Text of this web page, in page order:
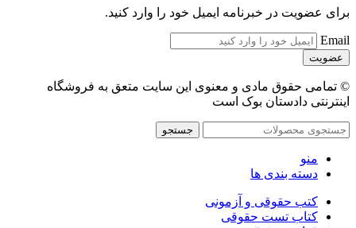
برای عضویت در خبرنامه ایمیل خود را وارد کنید.
Email
© تمامی حقوق مادی و معنوی این سایت متعق به فروشگاه
اینترنتی دادستان بوک است
جستجو
منو
دسته بندی ها
کتب حقوقی و آزمونی
کتاب تست حقوقی